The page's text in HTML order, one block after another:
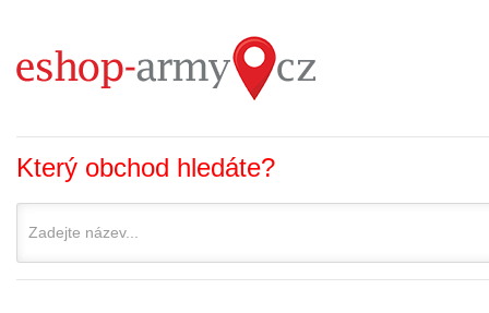
Který obchod hledáte?